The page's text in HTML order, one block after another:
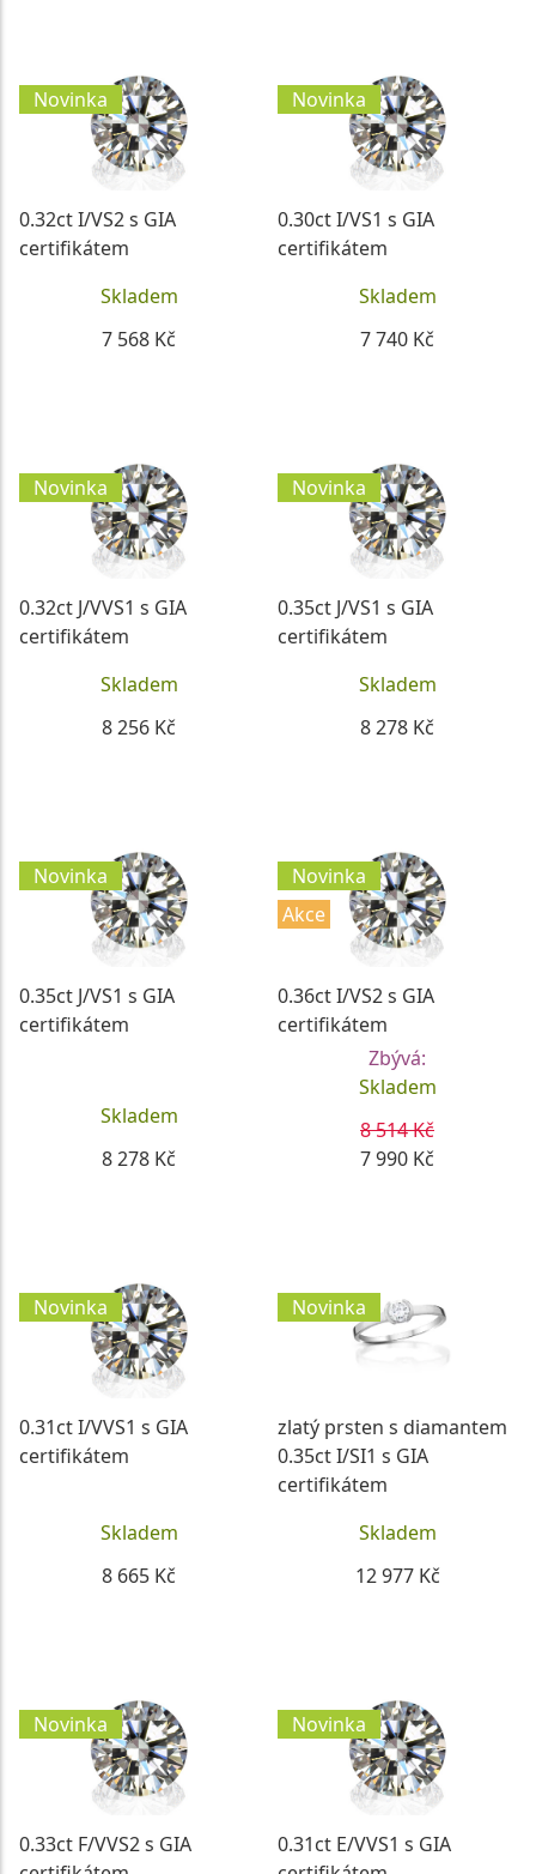
Novinka
0.32ct I/VS2 s GIA
certifikátem
Skladem
7 568 Kč
Novinka
0.30ct I/VS1 s GIA
certifikátem
Skladem
7 740 Kč
Novinka
0.32ct J/VVS1 s GIA
certifikátem
Skladem
8 256 Kč
Novinka
0.35ct J/VS1 s GIA
certifikátem
Skladem
8 278 Kč
Novinka
0.35ct J/VS1 s GIA
certifikátem
Skladem
8 278 Kč
Novinka
Akce
0.36ct I/VS2 s GIA
certifikátem
Zbývá:
Skladem
8 514 Kč
7 990 Kč
Novinka
0.31ct I/VVS1 s GIA
certifikátem
Skladem
8 665 Kč
Novinka
zlatý prsten s diamantem
0.35ct I/SI1 s GIA
certifikátem
Skladem
12 977 Kč
Novinka
0.33ct F/VVS2 s GIA
Novinka
0.31ct E/VVS1 s GIA